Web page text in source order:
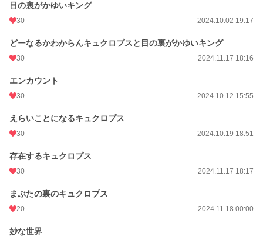
目の裏がかゆいキング
30 2024.10.02 19:17
どーなるかわからんキュクロプスと目の裏がかゆいキング
30 2024.11.17 18:16
エンカウント
30 2024.10.12 15:55
えらいことになるキュクロプス
30 2024.10.19 18:51
存在するキュクロプス
30 2024.11.17 18:17
まぶたの裏のキュクロプス
20 2024.11.18 00:00
妙な世界